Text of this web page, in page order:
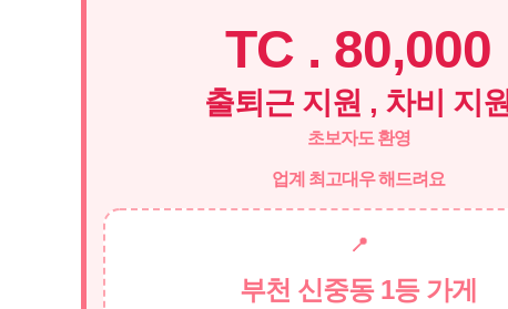
TC . 80,000
출퇴근 지원 , 차비 지원
초보자도 환영
업계 최고대우 해드려요
📍
부천 신중동 1등 가게